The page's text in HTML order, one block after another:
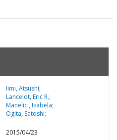
Iimi, Atsushi;
Lancelot, Eric R.;
Manelici, Isabela;
Ogita, Satoshi;
2015/04/23